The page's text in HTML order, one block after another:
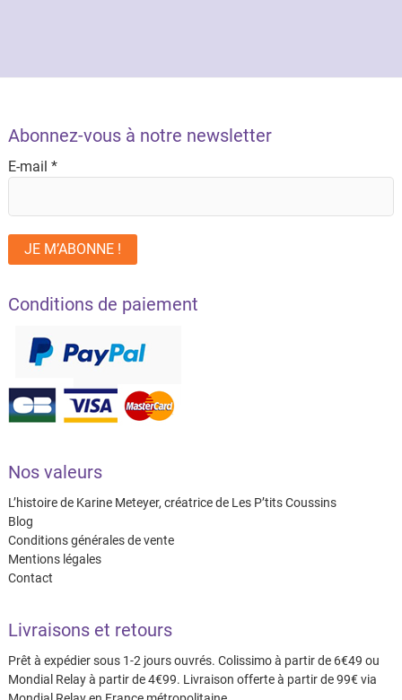
Abonnez-vous à notre newsletter
E-mail *
Conditions de paiement
Nos valeurs
L’histoire de Karine Meteyer, créatrice de Les P’tits Coussins
Blog
Conditions générales de vente
Mentions légales
Contact
Livraisons et retours
Prêt à expédier sous 1-2 jours ouvrés. Colissimo à partir de 6€49 ou
Mondial Relay à partir de 4€99. Livraison offerte à partir de 99€ via